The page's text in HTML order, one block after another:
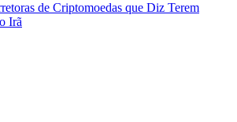
de Criptomoedas que Diz Terem
Irã